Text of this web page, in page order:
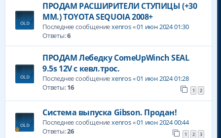
ПРОДАМ РАСШИРИТЕЛИ СТУПИЦЫ (+30
ММ.) TOYOTA SEQUOIA 2008+
Последнее сообщениеxenros«01 июн 2024 01:30
Ответы:6
ПРОДАМ Лебедку ComeUpWinch SEAL
9.5s 12V с кевл.трос.
Последнее сообщениеxenros«01 июн 2024 01:28
Ответы:16 1 2
Система выпуска Gibson. Продан!
Последнее сообщениеxenros«01 июн 2024 00:44
Ответы:26 1 2 3